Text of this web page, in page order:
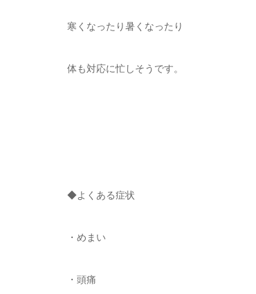
寒くなったり暑くなったり
体も対応に忙しそうです。
◆よくある症状
・めまい
・頭痛